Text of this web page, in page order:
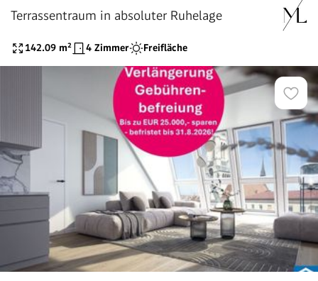
Terrassentraum in absoluter Ruhelage
142.09 m² 4 Zimmer Freifläche